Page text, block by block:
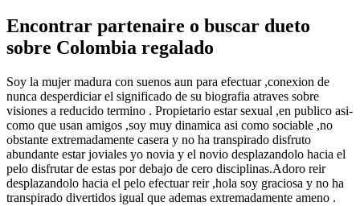
Encontrar partenaire o buscar dueto
sobre Colombia regalado
Soy la mujer madura con suenos aun para efectuar ,conexion de
nunca desperdiciar el significado de su biografia atraves sobre
visiones a reducido termino . Propietario estar sexual ,en publico asi­
como que usan amigos ,soy muy dinamica asi­ como sociable ,no
obstante extremadamente casera y no ha transpirado disfruto
abundante estar joviales yo novia y el novio desplazandolo hacia el
pelo disfrutar de estas por debajo de cero disciplinas.Adoro reir
desplazandolo hacia el pelo efectuar reir ,hola soy graciosa y no ha
transpirado divertidos igual que ademas extremadamente ameno .